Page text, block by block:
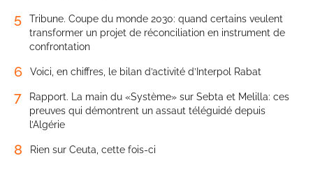
5
Tribune. Coupe du monde 2030: quand certains veulent
transformer un projet de réconciliation en instrument de
confrontation
6 Voici, en chiffres, le bilan d’activité d’Interpol Rabat
7
Rapport. La main du «Système» sur Sebta et Melilla: ces
preuves qui démontrent un assaut téléguidé depuis
l’Algérie
8 Rien sur Ceuta, cette fois-ci